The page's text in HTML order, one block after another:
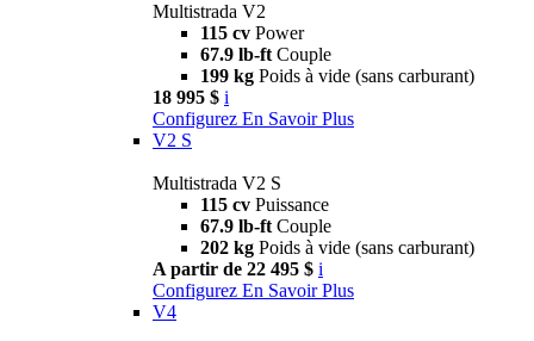
Multistrada V2
115 cv Power
67.9 lb-ft Couple
199 kg Poids à vide (sans carburant)
18 995 $ i
Configurez En Savoir Plus
V2 S
Multistrada V2 S
115 cv Puissance
67.9 lb-ft Couple
202 kg Poids à vide (sans carburant)
A partir de 22 495 $ i
Configurez En Savoir Plus
V4